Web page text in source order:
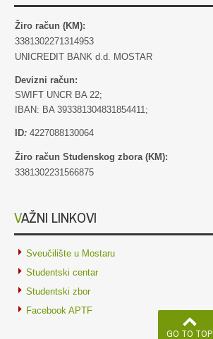
Žiro račun (KM):
3381302271314953
UNICREDIT BANK d.d. MOSTAR
Devizni račun:
SWIFT UNCR BA 22;
IBAN: BA 393381304831854411;
ID: 4227088130064
Žiro račun Studenskog zbora (KM):
3381302231566875
VAŽNI LINKOVI
Sveučilište u Mostaru
Studentski centar
Studentski zbor
Facebook APTF
GO TO TOP